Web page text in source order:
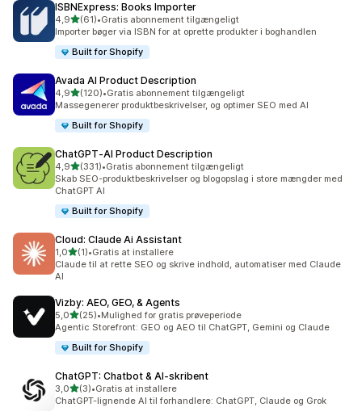
ISBNExpress: Books Importer
4,9ud af 5 stjerner
(61)
61 anmeldelser i alt
•Gratis abonnement tilgængeligt
Importer bøger via ISBN for at oprette produkter i boghandlen
Built for Shopify
Avada AI Product Description
4,9ud af 5 stjerner
(120)
120 anmeldelser i alt
•Gratis abonnement tilgængeligt
Massegenerer produktbeskrivelser, og optimer SEO med AI
Built for Shopify
ChatGPT‑AI Product Description
4,9ud af 5 stjerner
(331)
331 anmeldelser i alt
•Gratis abonnement tilgængeligt
Skab SEO-produktbeskrivelser og blogopslag i store mængder med
ChatGPT AI
Built for Shopify
Cloud: Claude Ai Assistant
1,0ud af 5 stjerner
(1)
1 anmeldelser i alt
•Gratis at installere
Claude til at rette SEO og skrive indhold, automatiser med Claude
AI
Vizby: AEO, GEO, & Agents
5,0ud af 5 stjerner
(25)
25 anmeldelser i alt
•Mulighed for gratis prøveperiode
Agentic Storefront: GEO og AEO til ChatGPT, Gemini og Claude
Built for Shopify
ChatGPT: Chatbot & AI‑skribent
3,0ud af 5 stjerner
(3)
3 anmeldelser i alt
•Gratis at installere
ChatGPT-lignende AI til forhandlere: ChatGPT, Claude og Grok